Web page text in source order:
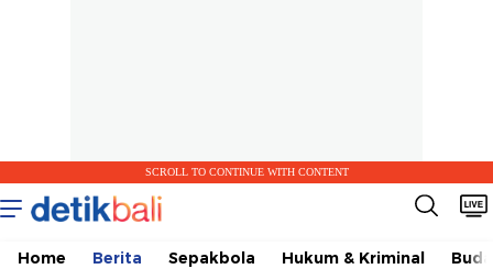
SCROLL TO CONTINUE WITH CONTENT
Home Berita Sepakbola Hukum & Kriminal